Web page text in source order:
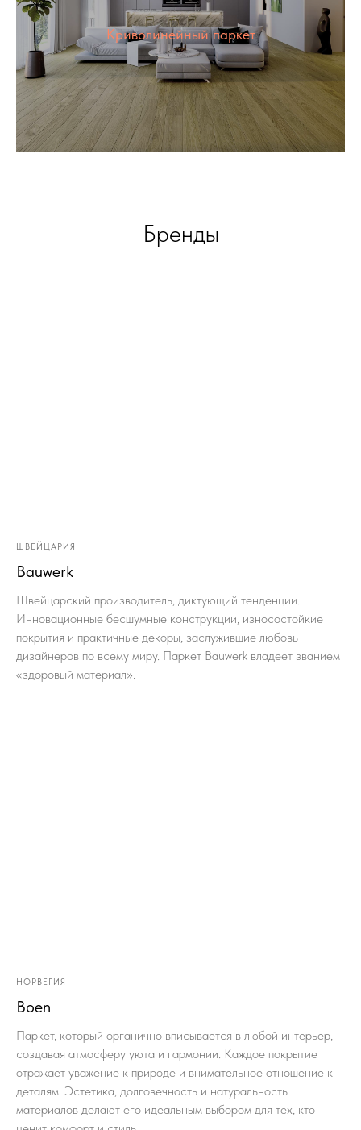
Криволинейный паркет
Бренды
ШВЕЙЦАРИЯ
Bauwerk
Швейцарский производитель, диктующий тенденции.
Инновационные бесшумные конструкции, износостойкие
покрытия и практичные декоры, заслужившие любовь
дизайнеров по всему миру. Паркет Bauwerk владеет званием
«здоровый материал».
НОРВЕГИЯ
Boen
Паркет, который органично вписывается в любой интерьер,
создавая атмосферу уюта и гармонии. Каждое покрытие
отражает уважение к природе и внимательное отношение к
деталям. Эстетика, долговечность и натуральность
материалов делают его идеальным выбором для тех, кто